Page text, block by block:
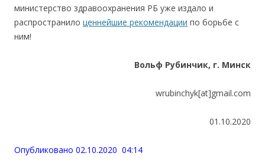
министерство здравоохранения РБ уже издало и
распространило ценнейшие рекомендации по борьбе с
ним!
Вольф Рубинчик, г. Минск
wrubinchyk[at]gmail.com
01.10.2020
Опубликовано 02.10.2020 04:14